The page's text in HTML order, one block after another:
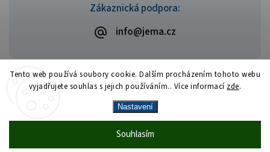
Tento web používá soubory cookie. Dalším procházením tohoto webu
vyjadřujete souhlas s jejich používáním.. Více informací zde.
Nastavení
Souhlasím
Vrácení zboží zdarma— celý srpen bez
Zákaznická podpora:
info@jema.cz
Copyright 2026JEMA.cz. Všechna práva vyhrazena.
VytvořilShoptet| Design